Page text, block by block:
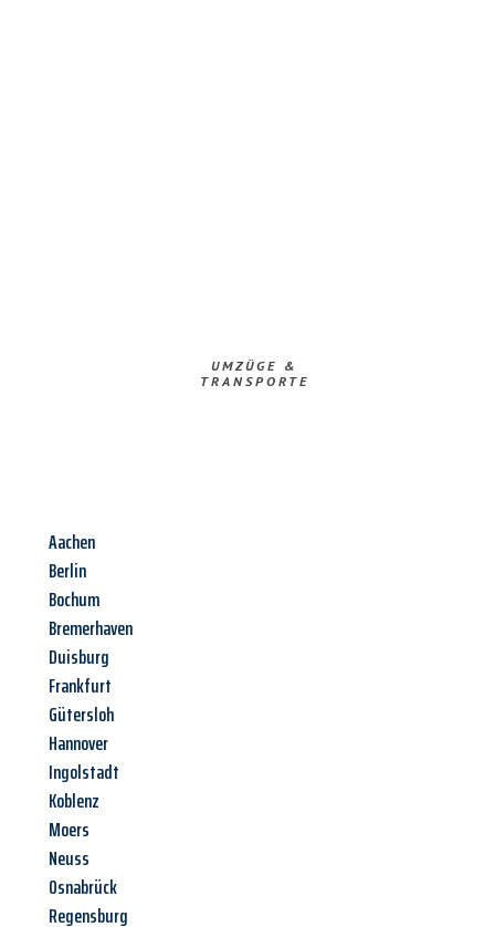
UMZÜGE &
TRANSPORTE
Aachen
Berlin
Bochum
Bremerhaven
Duisburg
Frankfurt
Gütersloh
Hannover
Ingolstadt
Koblenz
Moers
Neuss
Osnabrück
Regensburg